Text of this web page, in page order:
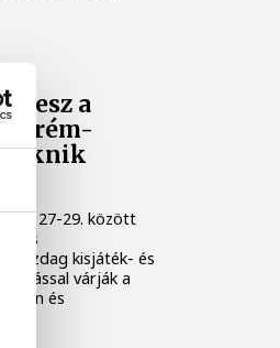
lesz a
27-29. között
és
gazdag kisjáték- és
várják a
és